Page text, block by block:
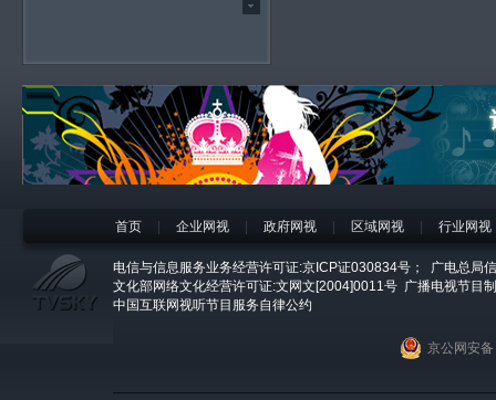
首页 企业网视 政府网视 区域网视 行业网视
电信与信息服务业务经营许可证:京ICP证030834号；
广电总局
文化部网络文化经营许可证:文网文[2004]0011号 广播电视节目
中国互联网视听节目服务自律公约
京公网安